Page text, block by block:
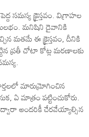
సమస్య క్రైస్తవం. విగ్రాహల
మనిషిని దైవానికి
మతమే ఈ క్రైస్తవం, దీనికి
ప్రతీ చోటా కోట్ల మరణాలకు
మారుమ్రోగించిన
ఏ మాత్రం పట్టించుకోరు.
అందరికీ చేరవేయ్యాల్సిన